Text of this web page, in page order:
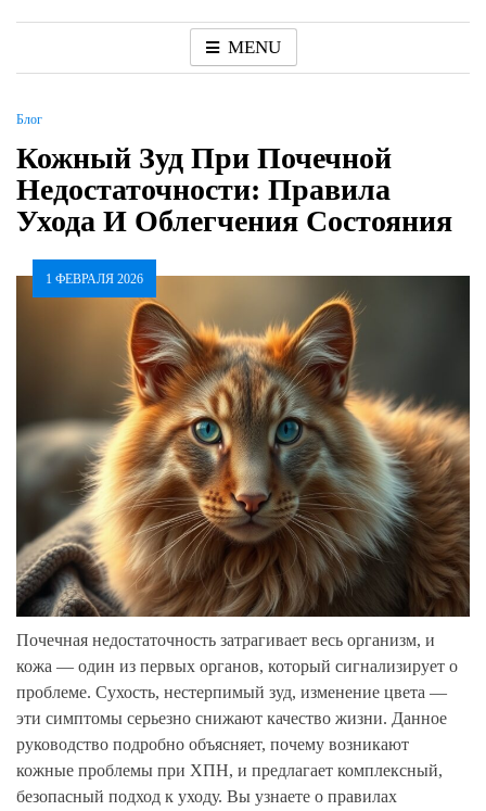
MENU
Блог
Кожный Зуд При Почечной
Недостаточности: Правила
Ухода И Облегчения Состояния
1 ФЕВРАЛЯ 2026
Почечная недостаточность затрагивает весь организм, и
кожа — один из первых органов, который сигнализирует о
проблеме. Сухость, нестерпимый зуд, изменение цвета —
эти симптомы серьезно снижают качество жизни. Данное
руководство подробно объясняет, почему возникают
кожные проблемы при ХПН, и предлагает комплексный,
безопасный подход к уходу. Вы узнаете о правилах